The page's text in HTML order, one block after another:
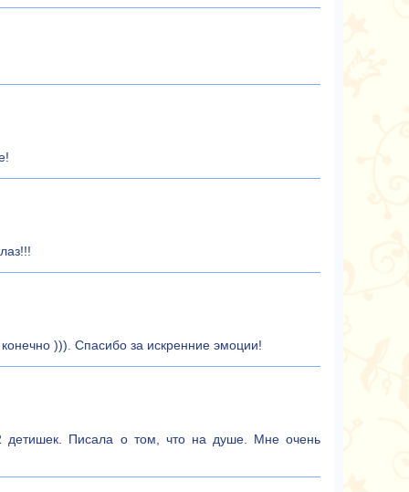
))). Спасибо за искренние эмоции!
детишек. Писала о том, что на душе. Мне очень